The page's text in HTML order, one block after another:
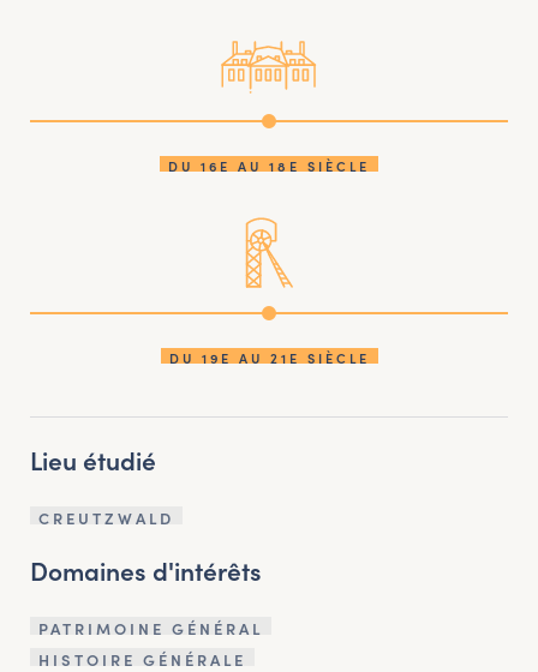
DU 16E AU 18E SIÈCLE
DU 19E AU 21E SIÈCLE
Lieu étudié
CREUTZWALD
Domaines d'intérêts
PATRIMOINE GÉNÉRAL
HISTOIRE GÉNÉRALE